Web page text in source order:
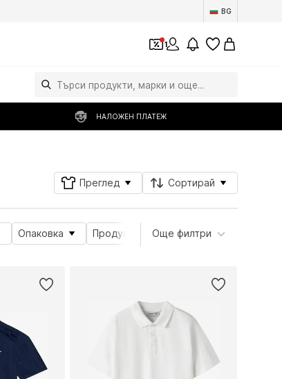
BG
1
НАЛОЖЕН ПЛАТЕЖ
Преглед Сортирай
Опаковка Продуктова серия Тема
Още филтри